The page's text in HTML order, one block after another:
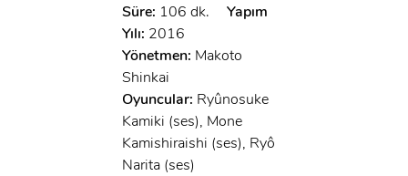
Süre: 106 dk.
Yapım
Yılı: 2016
Yönetmen: Makoto
Shinkai
Oyuncular: Ryûnosuke
Kamiki (ses), Mone
Kamishiraishi (ses), Ryô
Narita (ses)